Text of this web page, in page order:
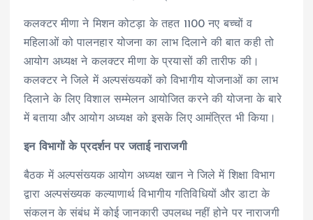
कलक्टर मीणा ने मिशन कोटड़ा के तहत 1100 नए बच्चों व
महिलाओं को पालनहार योजना का लाभ दिलाने की बात कही तो
आयोग अध्यक्ष ने कलक्टर मीणा के प्रयासों की तारीफ की।
कलक्टर ने जिले में अल्पसंख्यकों को विभागीय योजनाओं का लाभ
दिलाने के लिए विशाल सम्मेलन आयोजित करने की योजना के बारे
में बताया और आयोग अध्यक्ष को इसके लिए आमंत्रित भी किया।
इन विभागों के प्रदर्शन पर जताई नाराजगी
बैठक में अल्पसंख्यक आयोग अध्यक्ष खान ने जिले में शिक्षा विभाग
द्वारा अल्पसंख्यक कल्याणार्थ विभागीय गतिविधियों और डाटा के
संकलन के संबंध में कोई जानकारी उपलब्ध नहीं होने पर नाराजगी